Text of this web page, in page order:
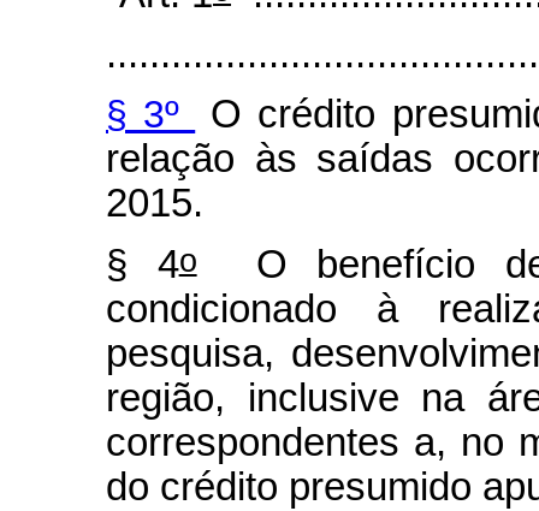
§ 3º
O crédito
relação às saídas
2015.
§ 4oO benefício de
condicionado à
pesquisa,
região, inclusive na
correspondentes a, no
do crédito presumido